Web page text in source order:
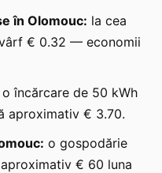
în Olomouc: la cea
€ 0.32 — economii
o încărcare de 50 kWh
aproximativ € 3.70.
o gospodărie
€ 60 luna